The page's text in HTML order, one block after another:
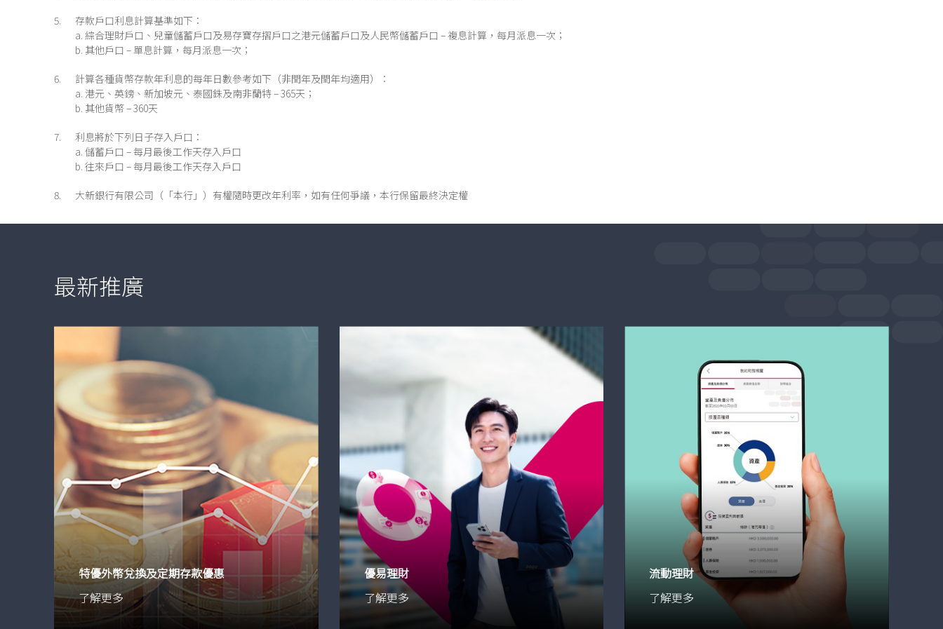
存款戶口利息計算基準如下：
a. 綜合理財戶口、兒童儲蓄戶口及易存寶存摺戶口之港元儲蓄戶口及人民幣儲蓄戶口 – 複息計算，每月派息一次；
b. 其他戶口 – 單息計算，每月派息一次；
計算各種貨幣存款年利息的每年日數參考如下（非閏年及閏年均適用）：
a. 港元、英鎊、新加坡元、泰國銖及南非蘭特 – 365天；
b. 其他貨幣 – 360天
利息將於下列日子存入戶口：
a. 儲蓄戶口 – 每月最後工作天存入戶口
b. 往來戶口 – 每月最後工作天存入戶口
大新銀行有限公司（「本行」）有權隨時更改年利率，如有任何爭議，本行保留最終決定權
最新推廣
特優外幣兌換及定期存款優惠
了解更多
優易理財
了解更多
流動理財
了解更多